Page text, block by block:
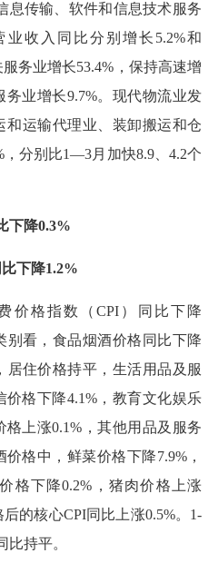
息传输、软件和信息技术服务
收入同比分别增长5.2%和
务业增长53.4%，保持高速增
业增长9.7%。现代物流业发
和运输代理业、装卸搬运和仓
，分别比1—3月加快8.9、4.2个
下降0.3%
下降1.2%
价格指数（CPI）同比下降
别看，食品烟酒价格同比下降
居住价格持平，生活用品及服
价格下降4.1%，教育文化娱乐
格上涨0.1%，其他用品及服务
格中，鲜菜价格下降7.9%，
格下降0.2%，猪肉价格上涨
的核心CPI同比上涨0.5%。1-
比持平。